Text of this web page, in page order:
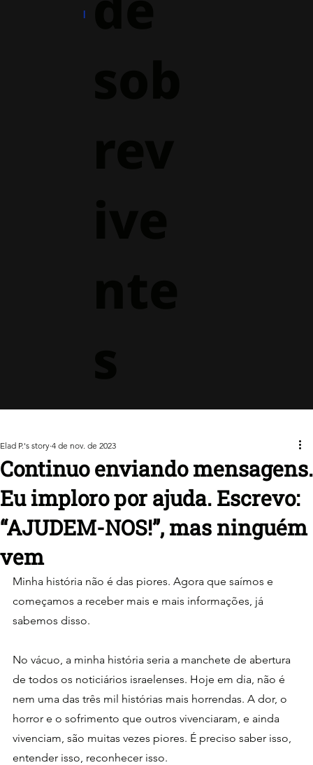
Continuo enviando mensagens.
Eu imploro por ajuda. Escrevo:
“AJUDEM-NOS!”, mas ninguém
vem
Elad P.'s story 4 de nov. de 2023
Minha história não é das piores. Agora que saímos e
começamos a receber mais e mais informações, já
sabemos disso.
No vácuo, a minha história seria a manchete de abertura
de todos os noticiários israelenses. Hoje em dia, não é
nem uma das três mil histórias mais horrendas. A dor, o
horror e o sofrimento que outros vivenciaram, e ainda
vivenciam, são muitas vezes piores. É preciso saber isso,
entender isso, reconhecer isso.